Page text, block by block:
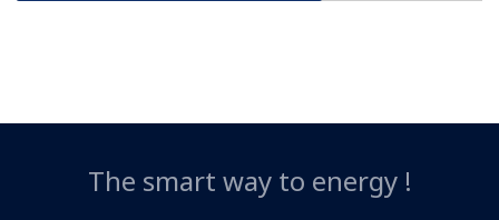
The smart way to energy !